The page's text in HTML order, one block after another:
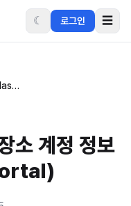
☾ 로그인 ☰
Azure - Azure 저장소 계정 정보(Azure Classic Portal)
계정 정보